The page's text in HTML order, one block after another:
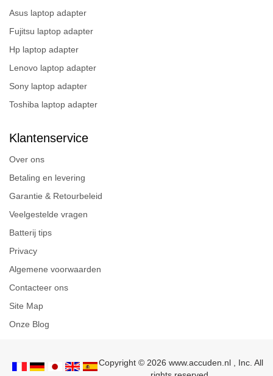
Asus laptop adapter
Fujitsu laptop adapter
Hp laptop adapter
Lenovo laptop adapter
Sony laptop adapter
Toshiba laptop adapter
Klantenservice
Over ons
Betaling en levering
Garantie & Retourbeleid
Veelgestelde vragen
Batterij tips
Privacy
Algemene voorwaarden
Contacteer ons
Site Map
Onze Blog
Copyright © 2026 www.accuden.nl , Inc. All